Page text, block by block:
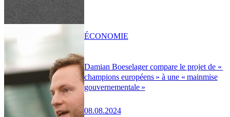
Damian Boeselager compare le projet de «
champions européens » à une « mainmise
gouvernementale »
08.08.2024
ÉCONOMIE